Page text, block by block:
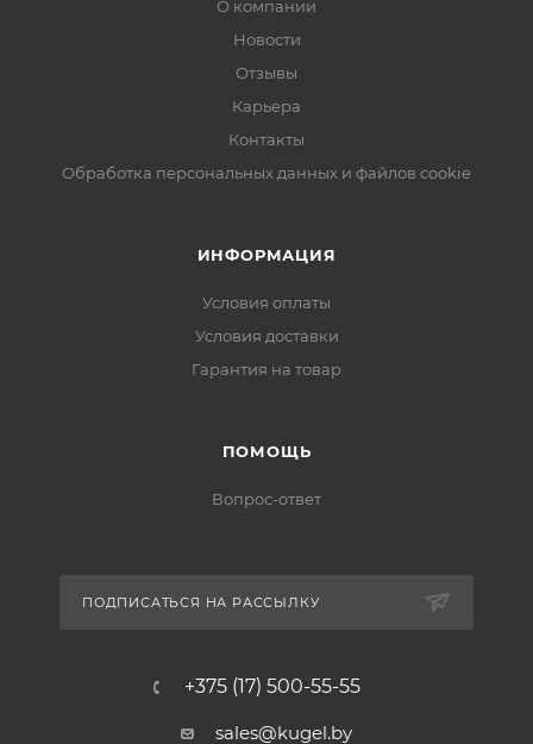
О компании
Новости
Отзывы
Карьера
Контакты
Обработка персональных данных и файлов cookie
ИНФОРМАЦИЯ
Условия оплаты
Условия доставки
Гарантия на товар
ПОМОЩЬ
Вопрос-ответ
ПОДПИСАТЬСЯ НА РАССЫЛКУ
+375 (17) 500-55-55
sales@kugel.by